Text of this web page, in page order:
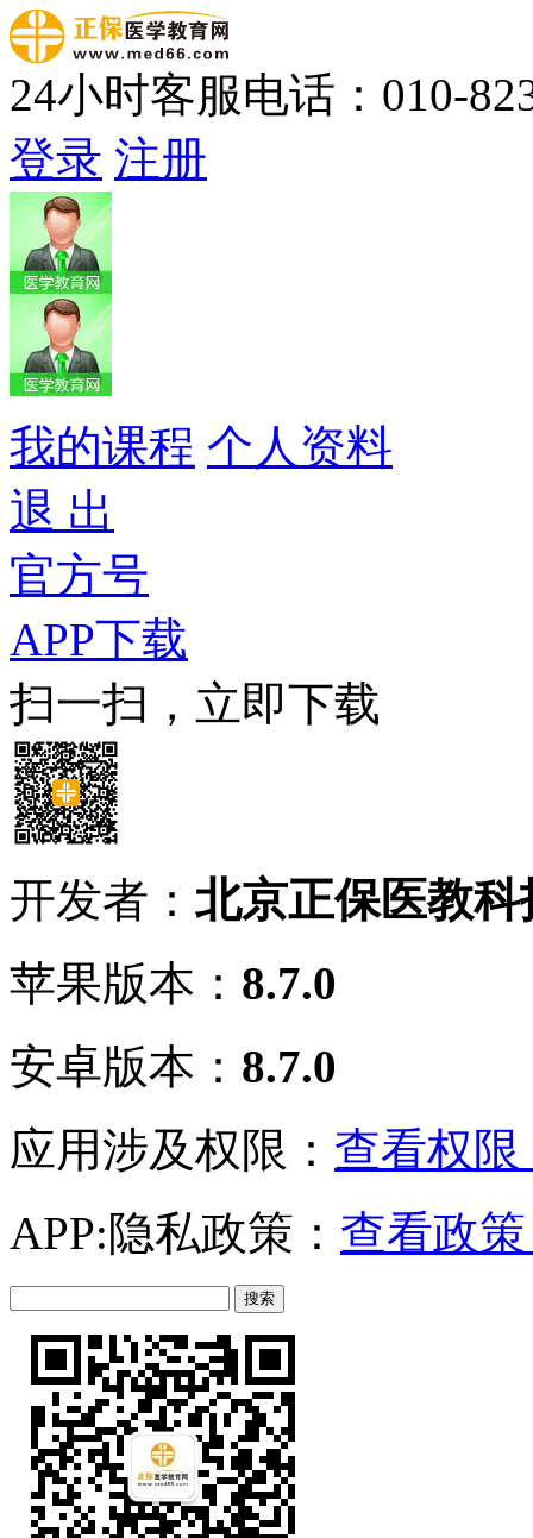
24小时客服电话：010-
登录 注册
我的课程 个人资料
退 出
官方号
APP下载
扫一扫，立即下载
开发者： 北京正保医教
苹果版本： 8.7.0
安卓版本： 8.7.0
应用涉及权限： 查看权限
APP:隐私政策： 查看政